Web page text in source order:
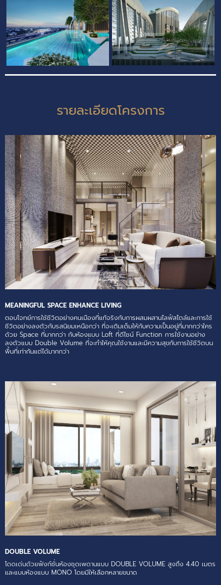
รายละเอียดโครงการ
MEANINGFUL SPACE ENHANCE LIVING
ตอบโจทย์การใช้ชีวิตอย่างคนเมืองที่แท้จริงกับการผสมผสานไลฟ์สไตล์และการใช้
ชีวิตอย่างลงตัวกับรสนิยมเหนือกว่า ที่จะเติมเต็มให้กับความเป็นอยู่ที่มากกว่าใคร
ด้วย Space ที่มากกว่า กับห้องแบบ Loft ที่ดีไซน์ Function การใช้งานอย่าง
ลงตัวแบบ Double Volume ที่จะทำให้คุณใช้งานและมีความสุขกับการใช้ชีวิตบน
พื้นที่เท่ากันแต่ได้มากกว่า
DOUBLE VOLUME
โดดเด่นด้วยฟังก์ชั่นห้องชุดเพดานแบบ DOUBLE VOLUME สูงถึง 4.40 เมตร
และแบบห้องแบบ MONO โดยมีให้เลือกหลายขนาด